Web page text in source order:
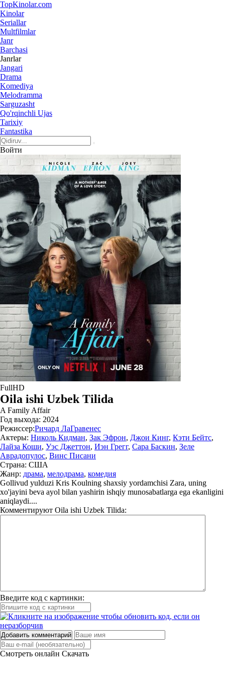
TopKinolar.com
Kinolar
Seriallar
Multfilmlar
Janr
Barchasi
Janrlar
Jangari
Drama
Komediya
Melodramma
Sarguzasht
Qo'rqinchli Ujas
Tarixiy
Fantastika
Войти
FullHD
Oila ishi Uzbek Tilida
A Family Affair
Год выхода: 2024
Режиссер:Ричард ЛаГравенес
Актеры: Николь Кидман, Зак Эфрон, Джои Кинг, Кэти Бейтс,
Лайза Коши, Уэс Джеттон, Иэн Грегг, Сара Баскин, Зеле
Аврадопулос, Винс Писани
Страна: США
Жанр: драма, мелодрама, комедия
Gollivud yulduzi Kris Koulning shaxsiy yordamchisi Zara, uning
xo'jayini beva ayol bilan yashirin ishqiy munosabatlarga ega ekanligini
aniqlaydi....
Комментируют Oila ishi Uzbek Tilida:
Введите код с картинки:
Добавить комментарий
Смотреть онлайн Скачать